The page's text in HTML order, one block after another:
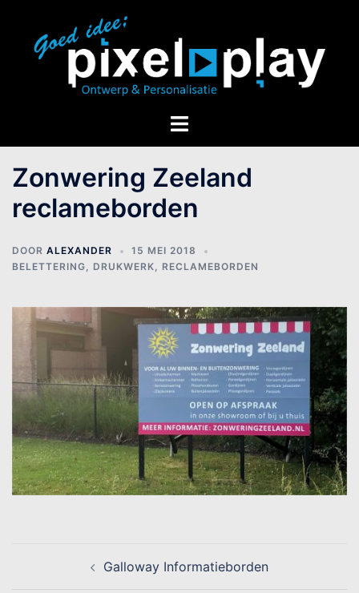
Zonwering Zeeland
reclameborden
DOOR ALEXANDER
15 MEI 2018
BELETTERING, DRUKWERK, RECLAMEBORDEN
Galloway Informatieborden